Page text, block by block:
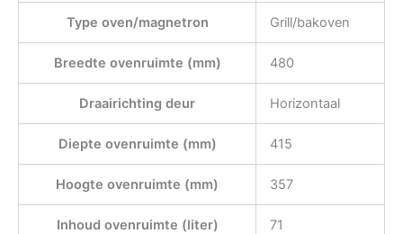
Type oven/magnetron Grill/bakoven
Breedte ovenruimte (mm) 480
Draairichting deur Horizontaal
Diepte ovenruimte (mm) 415
Hoogte ovenruimte (mm) 357
Inhoud ovenruimte (liter) 71